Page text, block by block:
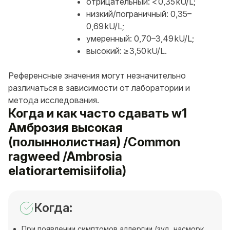
низкий/пограничный: 0,35–
0,69 kU/L;
умеренный: 0,70–3,49 kU/L;
высокий: ≥ 3,50 kU/L.
Референсные значения могут незначительно
различаться в зависимости от лаборатории и
метода исследования.
Когда и как часто сдавать w1
Амброзия высокая
(полыннолистная) /Common
ragweed /Ambrosia
elatiorartemisiifolia)
Когда: